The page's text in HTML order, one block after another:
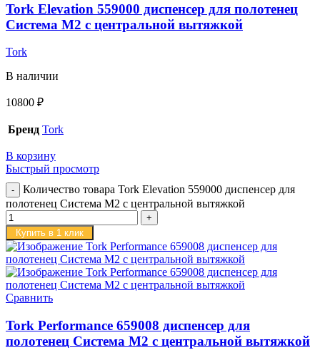
Tork Elevation 559000 диспенсер для полотенец
Система M2 с центральной вытяжкой
Tork
В наличии
10800 ₽
Бренд Tork
В корзину
Быстрый просмотр
Количество товара Tork Elevation 559000 диспенсер для
полотенец Система M2 с центральной вытяжкой
Купить в 1 клик
Сравнить
Tork Performance 659008 диспенсер для
полотенец Система M2 с центральной вытяжкой